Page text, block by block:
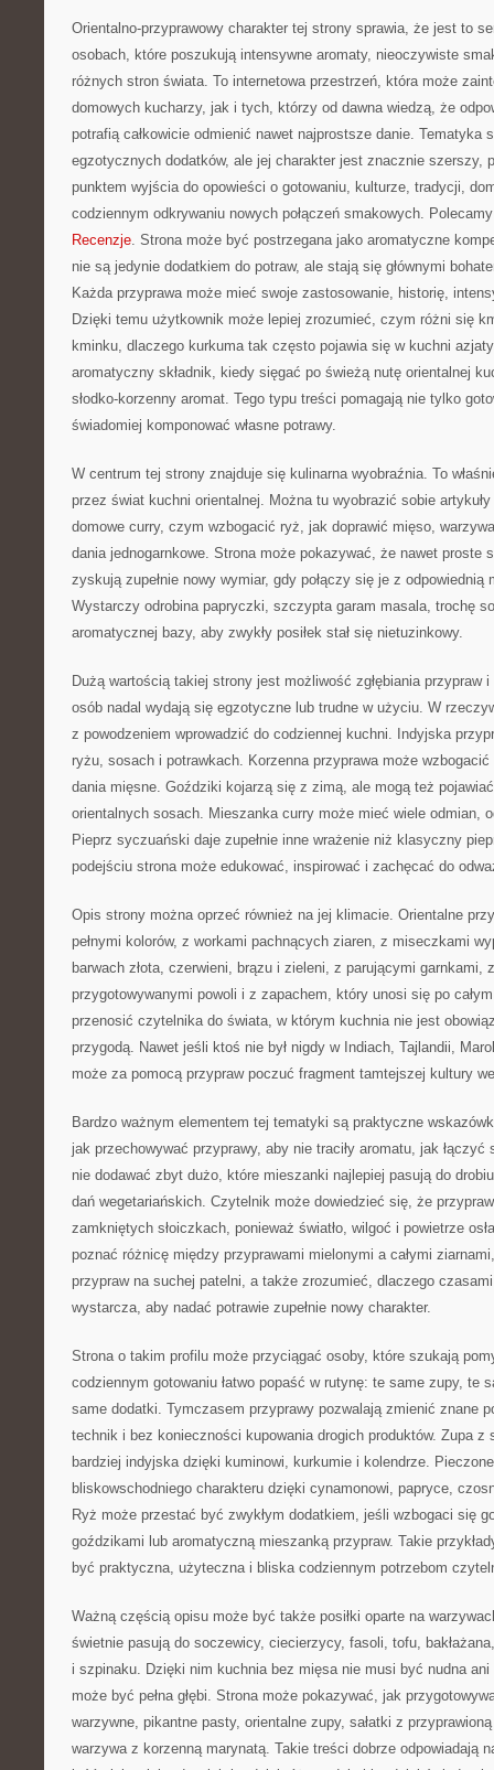
Orientalno-przyprawowy charakter tej strony sprawia, że jest to
osobach, które poszukują intensywne aromaty, nieoczywiste
różnych stron świata. To internetowa przestrzeń, która może
domowych kucharzy, jak i tych, którzy od dawna wiedzą, że
potrafią całkowicie odmienić nawet najprostsze danie. Tematyka
egzotycznych dodatków, ale jej charakter jest znacznie szerszy,
punktem wyjścia do opowieści o gotowaniu, kulturze, tradycji,
codziennym odkrywaniu nowych połączeń smakowych.
Recenzje. Strona może być postrzegana jako aromatyczne
nie są jedynie dodatkiem do potraw, ale stają się głównymi
Każda przyprawa może mieć swoje zastosowanie, historię,
Dzięki temu użytkownik może lepiej zrozumieć, czym różni się
kminku, dlaczego kurkuma tak często pojawia się w kuchni
aromatyczny składnik, kiedy sięgać po świeżą nutę orientalnej
słodko-korzenny aromat. Tego typu treści pomagają nie tylko
świadomiej komponować własne potrawy.
W centrum tej strony znajduje się kulinarna wyobraźnia. To
przez świat kuchni orientalnej. Można tu wyobrazić sobie
domowe curry, czym wzbogacić ryż, jak doprawić mięso,
dania jednogarnkowe. Strona może pokazywać, że nawet proste
zyskują zupełnie nowy wymiar, gdy połączy się je z odpowiednią
Wystarczy odrobina papryczki, szczypta garam masala, trochę
aromatycznej bazy, aby zwykły posiłek stał się nietuzinkowy.
Dużą wartością takiej strony jest możliwość zgłębiania przypraw
osób nadal wydają się egzotyczne lub trudne w użyciu. W
z powodzeniem wprowadzić do codziennej kuchni. Indyjska
ryżu, sosach i potrawkach. Korzenna przyprawa może
dania mięsne. Goździki kojarzą się z zimą, ale mogą też
orientalnych sosach. Mieszanka curry może mieć wiele odmian,
Pieprz syczuański daje zupełnie inne wrażenie niż klasyczny
podejściu strona może edukować, inspirować i zachęcać do
Opis strony można oprzeć również na jej klimacie. Orientalne
pełnymi kolorów, z workami pachnących ziaren, z miseczkami
barwach złota, czerwieni, brązu i zieleni, z parującymi garnkami,
przygotowywanymi powoli i z zapachem, który unosi się po
przenosić czytelnika do świata, w którym kuchnia nie jest
przygodą. Nawet jeśli ktoś nie był nigdy w Indiach, Tajlandii,
może za pomocą przypraw poczuć fragment tamtejszej kultury
Bardzo ważnym elementem tej tematyki są praktyczne
jak przechowywać przyprawy, aby nie traciły aromatu, jak łączyć
nie dodawać zbyt dużo, które mieszanki najlepiej pasują do
dań wegetariańskich. Czytelnik może dowiedzieć się, że
zamkniętych słoiczkach, ponieważ światło, wilgoć i powietrze
poznać różnicę między przyprawami mielonymi a całymi
przypraw na suchej patelni, a także zrozumieć, dlaczego
wystarcza, aby nadać potrawie zupełnie nowy charakter.
Strona o takim profilu może przyciągać osoby, które szukają
codziennym gotowaniu łatwo popaść w rutynę: te same zupy, te
same dodatki. Tymczasem przyprawy pozwalają zmienić znane
technik i bez konieczności kupowania drogich produktów. Zupa
bardziej indyjska dzięki kuminowi, kurkumie i kolendrze.
bliskowschodniego charakteru dzięki cynamonowi, papryce,
Ryż może przestać być zwykłym dodatkiem, jeśli wzbogaci się
goździkami lub aromatyczną mieszanką przypraw. Takie
być praktyczna, użyteczna i bliska codziennym potrzebom
Ważną częścią opisu może być także posiłki oparte na
świetnie pasują do soczewicy, ciecierzycy, fasoli, tofu,
i szpinaku. Dzięki nim kuchnia bez mięsa nie musi być nudna
może być pełna głębi. Strona może pokazywać, jak
warzywne, pikantne pasty, orientalne zupy, sałatki z
warzywa z korzenną marynatą. Takie treści dobrze odpowiadają